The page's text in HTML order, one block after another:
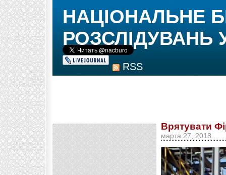
RSS
НАЦІОНАЛЬНЕ
РОЗСЛІДУВАНЬ
Врятувати
марта 27, 2018